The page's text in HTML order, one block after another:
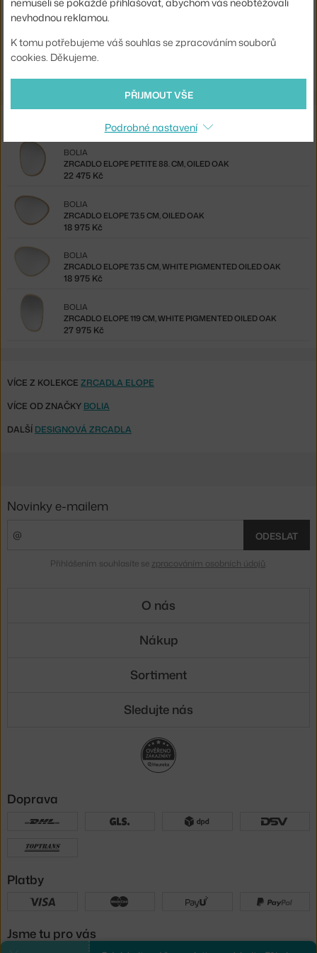
pigmented oiled oak
Shopping from the EU? Switch to
ZRCADLO ELOPE PETITE 88. CM, OILED OAK
BOLIA
22 475 Kč
ZRCADLO ELOPE 73.5 CM, OILED OAK
BOLIA
18 975 Kč
ZRCADLO ELOPE 73.5 CM, WHITE PIGMENTED OILED OAK
BOLIA
18 975 Kč
ZRCADLO ELOPE 119 CM, WHITE PIGMENTED OILED OAK
BOLIA
27 975 Kč
VÍCE Z KOLEKCE ZRCADLA ELOPE
VÍCE OD ZNAČKY BOLIA
DALŠÍ DESIGNOVÁ ZRCADLA
nevhodnou reklamou.
K tomu potřebujeme váš souhlas se zpracováním souborů
cookies. Děkujeme.
PŘIJMOUT VŠE
Podrobné nastavení
Novinky e-mailem
ODESLAT
Přihlášením souhlasíte se zpracováním osobních údajů
O nás
Nákup
Sortiment
Sledujte nás
Doprava
Platby
Jsme tu pro vás